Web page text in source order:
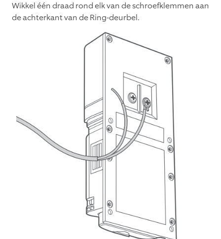
Wikkel één draad rond elk van de schroefklemmen aan
de achterkant van de Ring-deurbel.